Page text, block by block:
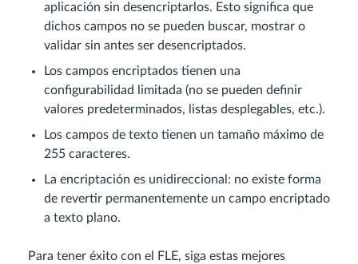
aplicación sin desencriptarlos. Esto significa que
dichos campos no se pueden buscar, mostrar o
validar sin antes ser desencriptados.
Los campos encriptados tienen una
configurabilidad limitada (no se pueden definir
valores predeterminados, listas desplegables, etc.).
Los campos de texto tienen un tamaño máximo de
255 caracteres.
La encriptación es unidireccional: no existe forma
de revertir permanentemente un campo encriptado
a texto plano.
Para tener éxito con el FLE, siga estas mejores